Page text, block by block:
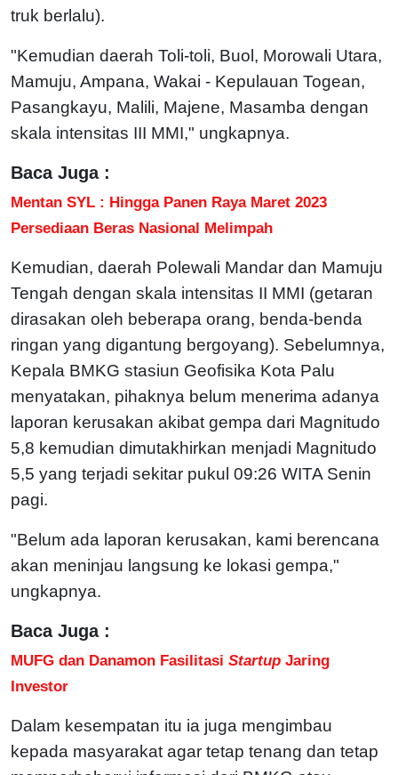
truk berlalu).
"Kemudian daerah Toli-toli, Buol, Morowali Utara,
Mamuju, Ampana, Wakai - Kepulauan Togean,
Pasangkayu, Malili, Majene, Masamba dengan
skala intensitas III MMI," ungkapnya.
Baca Juga :
Mentan SYL : Hingga Panen Raya Maret 2023
Persediaan Beras Nasional Melimpah
Kemudian, daerah Polewali Mandar dan Mamuju
Tengah dengan skala intensitas II MMI (getaran
dirasakan oleh beberapa orang, benda-benda
ringan yang digantung bergoyang). Sebelumnya,
Kepala BMKG stasiun Geofisika Kota Palu
menyatakan, pihaknya belum menerima adanya
laporan kerusakan akibat gempa dari Magnitudo
5,8 kemudian dimutakhirkan menjadi Magnitudo
5,5 yang terjadi sekitar pukul 09:26 WITA Senin
pagi.
"Belum ada laporan kerusakan, kami berencana
akan meninjau langsung ke lokasi gempa,"
ungkapnya.
Baca Juga :
MUFG dan Danamon Fasilitasi Startup Jaring
Investor
Dalam kesempatan itu ia juga mengimbau
kepada masyarakat agar tetap tenang dan tetap